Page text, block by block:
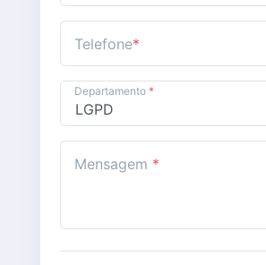
Telefone*
Departamento *
Mensagem *